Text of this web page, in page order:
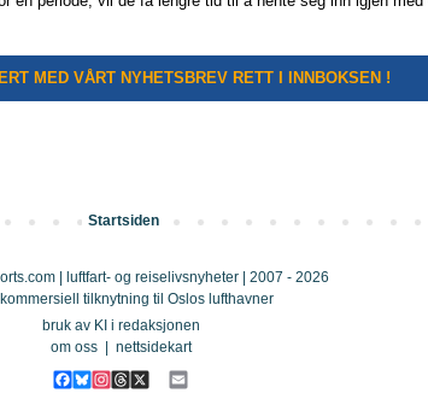
MED VÅRT NYHETSBREV RETT I INNBOKSEN !
Startsiden
| luftfart- og reiselivsnyheter | 2007 - 2026
tilknytning til Oslos lufthavner
bruk av KI i redaksjonen
om oss| nettsidekart